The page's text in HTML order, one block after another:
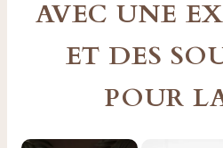
AVEC UNE
ET DES
POUR